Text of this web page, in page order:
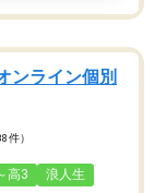
ンライン個別
件）
高3 浪人生